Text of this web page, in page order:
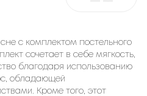
с комплектом постельного
сочетает в себе мягкость,
благодаря использованию
обладающей
Кроме того, этот